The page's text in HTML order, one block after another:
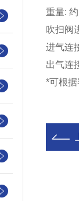
重量:
吹扫阀
进气连
出气连
*